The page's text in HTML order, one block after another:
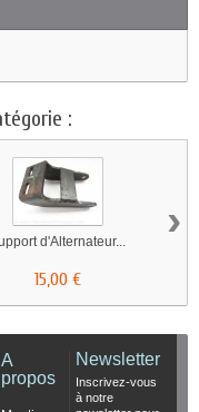
:
d'Alternateur...
15,00 €
›
A
propos
Newsletter
Inscrivez-vous
à notre